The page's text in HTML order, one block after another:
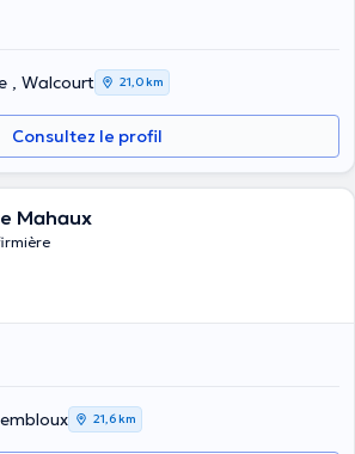
, Walcourt 21,0 km
Consultez le profil
Mahaux
21,6 km